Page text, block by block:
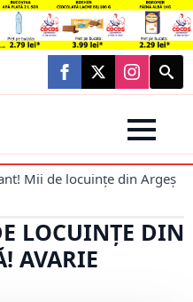
Search
for:
Mii de locuințe din Argeș
LOCUINȚE DIN
AVARIE